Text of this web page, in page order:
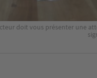
doit vous présenter une